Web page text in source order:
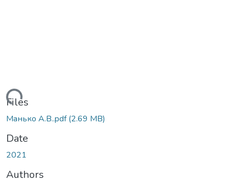
Files
Манько А.В..pdf(2.69 MB)
Date
2021
Authors